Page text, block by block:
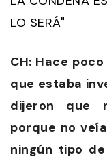
LO SERÁ"
CH: Hace
que estaba
dijeron que
porque no
ningún tipo